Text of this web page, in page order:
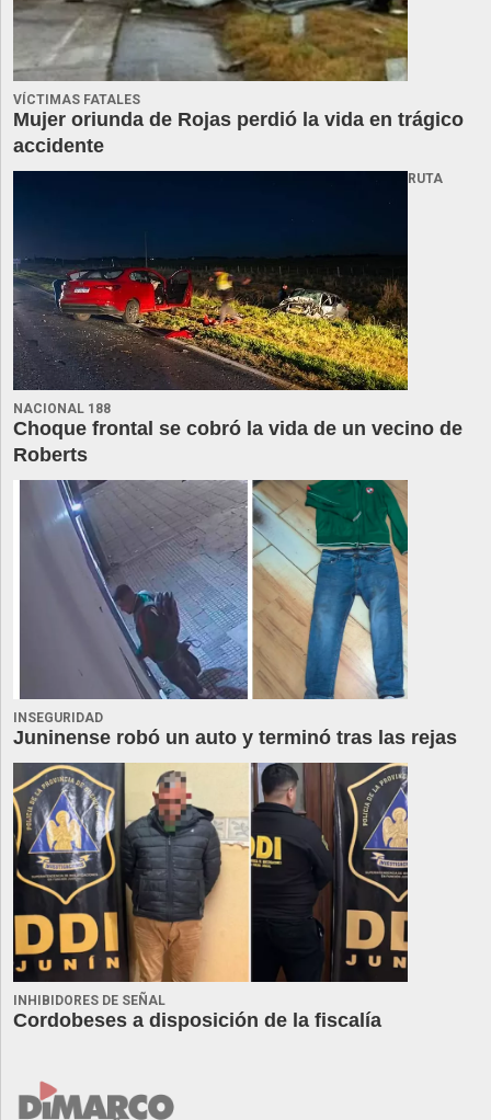
VÍCTIMAS FATALES
Mujer oriunda de Rojas perdió la vida en trágico
accidente
RUTA
NACIONAL 188
Choque frontal se cobró la vida de un vecino de
Roberts
INSEGURIDAD
Juninense robó un auto y terminó tras las rejas
INHIBIDORES DE SEÑAL
Cordobeses a disposición de la fiscalía